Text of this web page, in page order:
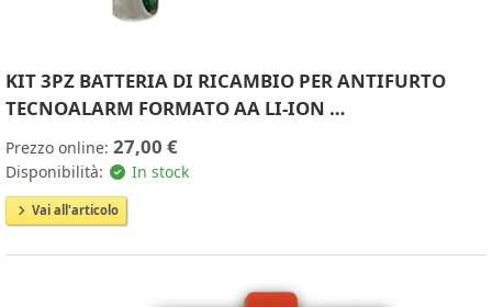
KIT 3PZ BATTERIA DI RICAMBIO PER ANTIFURTO
TECNOALARM FORMATO AA LI-ION …
Prezzo online: 27,00 €
Disponibilità: In stock
Vai all'articolo